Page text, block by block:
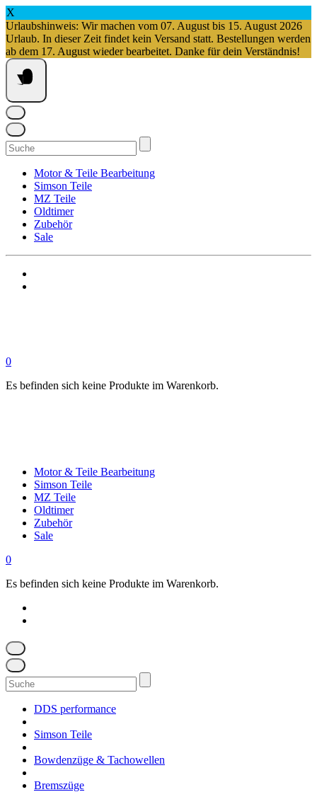
X
Urlaubshinweis: Wir machen vom 07. August bis 15. August 2026
Urlaub. In dieser Zeit findet kein Versand statt. Bestellungen werden
ab dem 17. August wieder bearbeitet. Danke für dein Verständnis!
Springe
zum
Inhalt
Suchen
nach:
Motor & Teile Bearbeitung
Simson Teile
MZ Teile
Oldtimer
Zubehör
Sale
0
Es befinden sich keine Produkte im Warenkorb.
Motor & Teile Bearbeitung
Simson Teile
MZ Teile
Oldtimer
Zubehör
Sale
0
Es befinden sich keine Produkte im Warenkorb.
Suchen
nach:
DDS performance
Simson Teile
Bowdenzüge & Tachowellen
Bremszüge